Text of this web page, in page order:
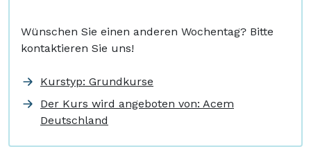
Wünschen Sie einen anderen Wochentag? Bitte
kontaktieren Sie uns!
Kurstyp: Grundkurse
Der Kurs wird angeboten von: Acem
Deutschland